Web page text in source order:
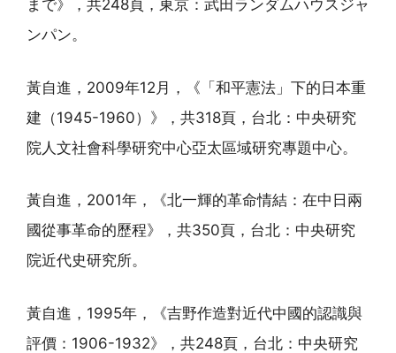
まで》，共248頁，東京：武田ランダムハウスジャ
ンパン。
黃自進，2009年12月，《「和平憲法」下的日本重
建（1945-1960）》，共318頁，台北：中央研究
院人文社會科學研究中心亞太區域研究專題中心。
黃自進，2001年，《北一輝的革命情結：在中日兩
國從事革命的歷程》，共350頁，台北：中央研究
院近代史研究所。
黃自進，1995年，《吉野作造對近代中國的認識與
評價：1906-1932》，共248頁，台北：中央研究